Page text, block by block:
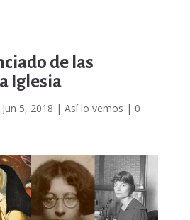
de las
Iglesia
Jun 5, 2018 | Así lo vemos | 0